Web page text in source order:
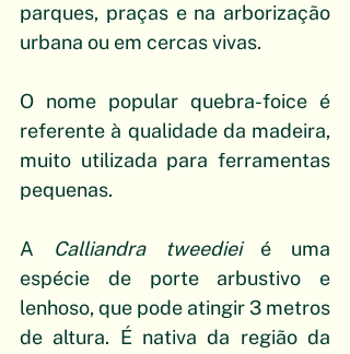
parques, praças e na arborização
urbana ou em cercas vivas.
O nome popular quebra-foice é
referente à qualidade da madeira,
muito utilizada para ferramentas
pequenas.
A Calliandra tweediei é uma
espécie de porte arbustivo e
lenhoso, que pode atingir 3 metros
de altura. É nativa da região da